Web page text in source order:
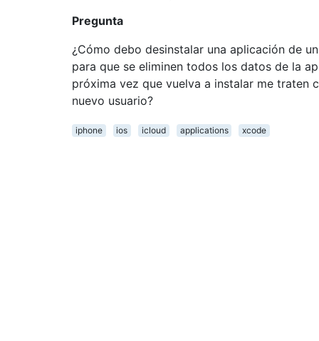
Pregunta
¿Cómo debo desinstalar una aplicación de
para que se eliminen todos los datos de la
próxima vez que vuelva a instalar me traten
nuevo usuario?
iphone ios icloud applications xcode